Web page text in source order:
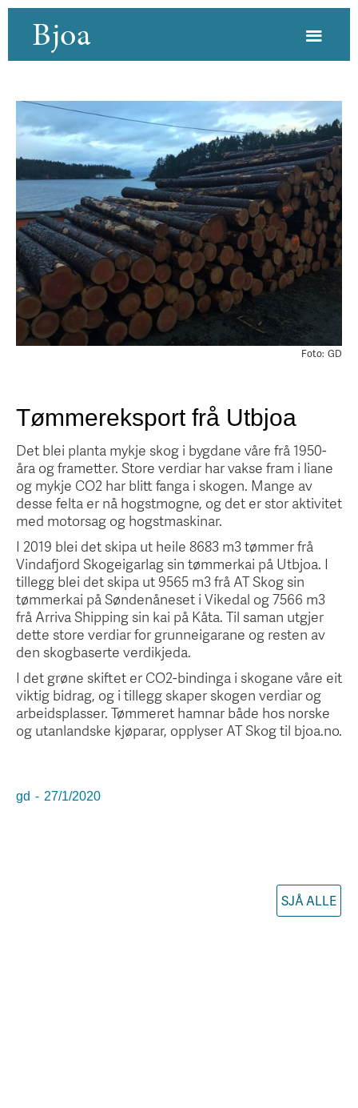
Bjoa
GD
Foto:
Tømmereksport frå Utbjoa
Det blei planta mykje skog i bygdane våre frå 1950-
åra og frametter. Store verdiar har vakse fram i liane
og mykje CO2 har blitt fanga i skogen. Mange av
desse felta er nå hogstmogne, og det er stor aktivitet
med motorsag og hogstmaskinar.
I 2019 blei det skipa ut heile 8683 m3 tømmer frå
Vindafjord Skogeigarlag sin tømmerkai på Utbjoa. I
tillegg blei det skipa ut 9565 m3 frå AT Skog sin
tømmerkai på Søndenåneset i Vikedal og 7566 m3
frå Arriva Shipping sin kai på Kåta. Til saman utgjer
dette store verdiar for grunneigarane og resten av
den skogbaserte verdikjeda.
I det grøne skiftet er CO2-bindinga i skogane våre eit
viktig bidrag, og i tillegg skaper skogen verdiar og
arbeidsplasser. Tømmeret hamnar både hos norske
og utanlandske kjøparar, opplyser AT Skog til bjoa.no.
gd - 27/1/2020
SJÅ ALLE